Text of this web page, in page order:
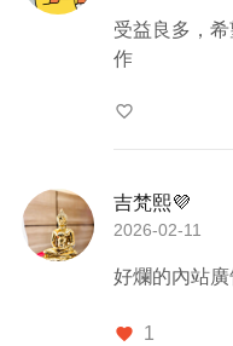
受益良多，
作
favorite_border
吉梵熙💜
2026-02-11
好爛的內站廣
favorite 1